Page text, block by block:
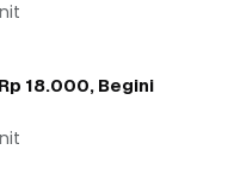
18.000, Begini